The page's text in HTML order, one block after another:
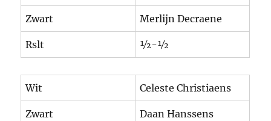
Zwart Merlijn Decraene
Rslt ½-½
Wit Celeste Christiaens
Zwart Daan Hanssens